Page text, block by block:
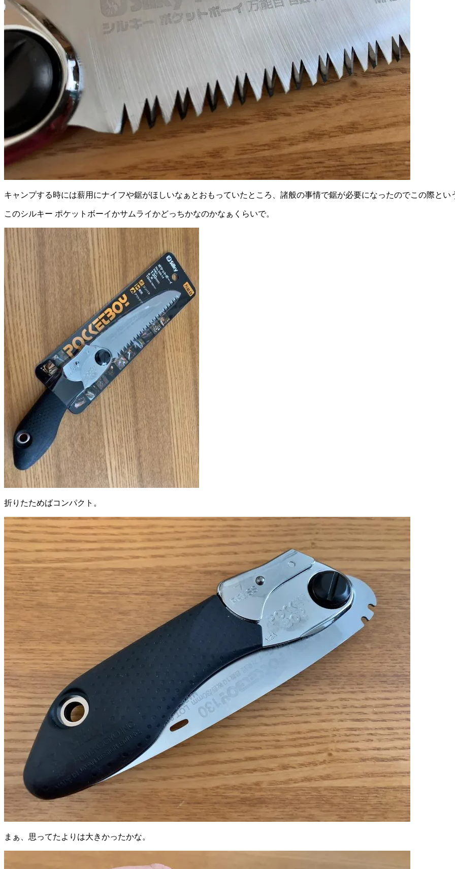
キャンプする時には薪用にナイフや鋸がほしいなぁとおもっていたところ、諸般の事情で鋸が必要になったのでこの際とい
このシルキー ポケットボーイかサムライかどっちかなのかなぁくらいで。
折りたためばコンパクト。
まぁ、思ってたよりは大きかったかな。